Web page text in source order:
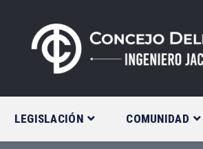
LEGISLACIÓN COMUNIDAD